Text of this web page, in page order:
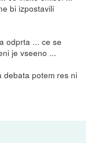
bi izpostavili
odprta ... ce se
je vseeno ...
debata potem res ni